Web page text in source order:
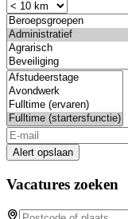
Alert opslaan
Vacatures zoeken